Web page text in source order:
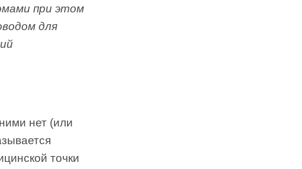
при этом
для
нет (или
точки